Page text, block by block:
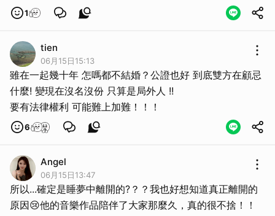
1
tien
06月15日15:13
雖在一起幾十年 怎嗎都不結婚？公證也好 到底雙方在顧忌
什麼! 變現在沒名沒份 只算是局外人 !!
要有法律權利 可能難上加難！！！
6
Angel
06月15日13:47
所以...確定是睡夢中離開的?？？我也好想知道真正離開的
原因😢他的音樂作品陪伴了大家那麼久，真的很不捨！！